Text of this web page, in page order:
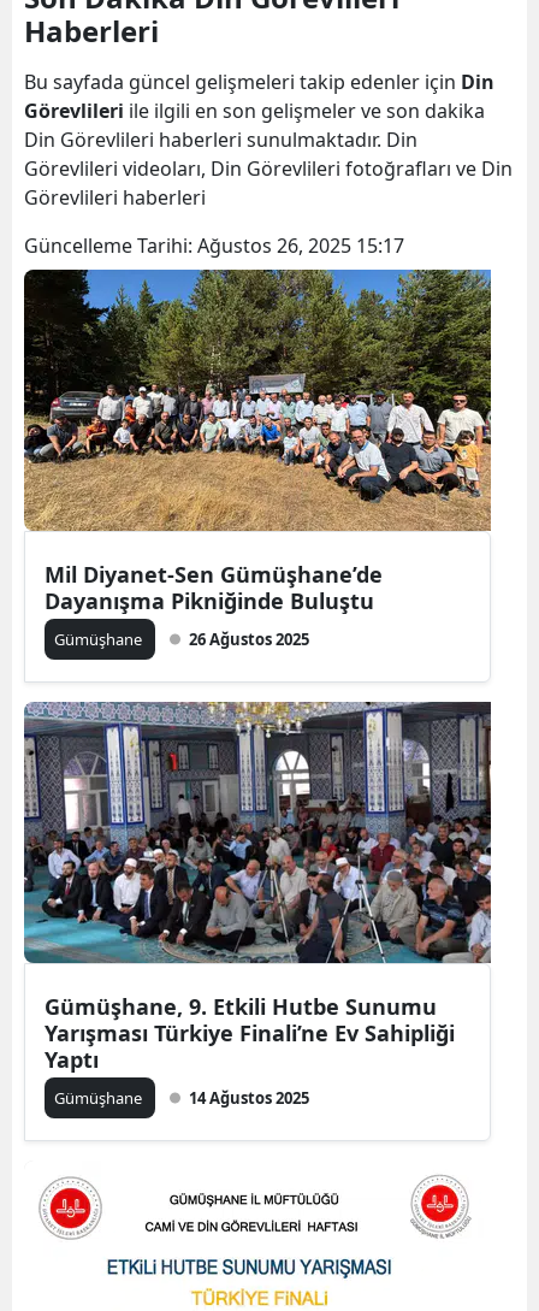
Bingöl
Bitlis
Bolu
Bursa
Çanakkale
Çankırı
Çorum
Denizli
Diyarbakır
Edirne
Elazığ
Erzurum
Eskişehir
Gaziantep
Giresun
Gümüşhane
Hakkari
Hatay
Mersin
İzmir
Kars
Haberleri
Bu sayfada güncel gelişmeleri takip edenler için Din
Görevlileri ile ilgili en son gelişmeler ve son dakika
Din Görevlileri haberleri sunulmaktadır. Din
Görevlileri videoları, Din Görevlileri fotoğrafları ve Din
Görevlileri haberleri
Güncelleme Tarihi: Ağustos 26, 2025 15:17
Mil Diyanet-Sen Gümüşhane’de
Dayanışma Pikniğinde Buluştu
Gümüşhane 26 Ağustos 2025
Gümüşhane, 9. Etkili Hutbe Sunumu
Yarışması Türkiye Finali’ne Ev Sahipliği
Yaptı
Gümüşhane 14 Ağustos 2025